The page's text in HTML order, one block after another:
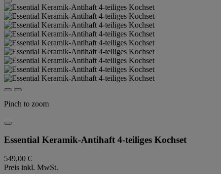
Pinch to zoom
Essential Keramik-Antihaft 4-teiliges Kochset
549,00 €
Preis inkl. MwSt.